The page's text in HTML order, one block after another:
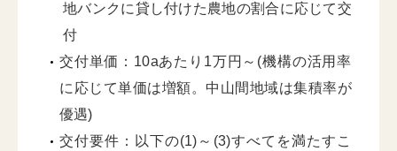
地バンクに貸し付けた農地の割合に応じて交
付
交付単価：10aあたり1万円～(機構の活用率
に応じて単価は増額。中山間地域は集積率が
優遇)
交付要件：以下の(1)～(3)すべてを満たすこ